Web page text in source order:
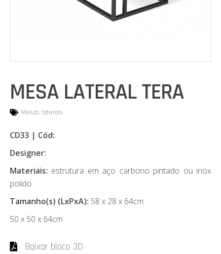
MESA LATERAL TERA
Mesas laterais
CD33 | Cód:
Designer:
Materiais: estrutura em aço carbono pintado ou inox
polido
Tamanho(s) (LxPxA): 58 x 28 x 64cm
50 x 50 x 64cm
Baixar bloco 3D